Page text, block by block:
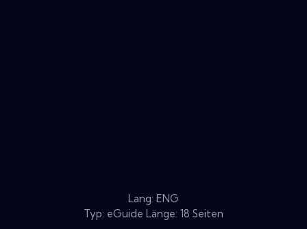
Lang: ENG
Typ: eGuide Länge: 18 Seiten